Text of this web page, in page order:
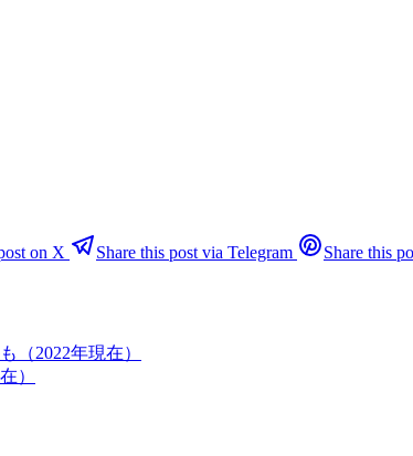
on X Share this post via Telegram Share this
（2022年現在）
）